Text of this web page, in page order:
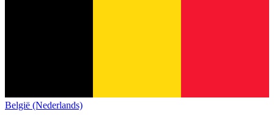
België (Nederlands)